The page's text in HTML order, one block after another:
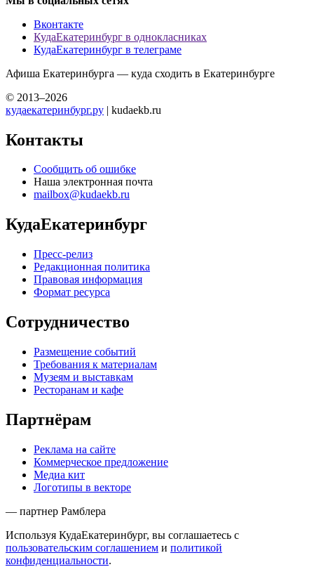
Вконтакте
КудаЕкатеринбург в однокласниках
КудаЕкатеринбург в телеграме
Афиша Екатеринбурга — куда сходить в Екатеринбурге
© 2013–2026
кудаекатеринбург.ру | kudaekb.ru
Контакты
Сообщить об ошибке
Наша электронная почта
mailbox@kudaekb.ru
КудаЕкатеринбург
Пресс-релиз
Редакционная политика
Правовая информация
Формат ресурса
Сотрудничество
Размещение событий
Требования к материалам
Музеям и выставкам
Ресторанам и кафе
Партнёрам
Реклама на сайте
Коммерческое предложение
Медиа кит
Логотипы в векторе
— партнер Рамблера
Используя КудаЕкатеринбург, вы соглашаетесь с
пользовательским соглашением и политикой
конфиденциальности.